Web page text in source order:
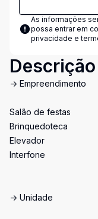
As informações
possa entrar em
privacidade e
Descrição
-> Empreendimento
Salão de festas
Brinquedoteca
Elevador
Interfone
-> Unidade